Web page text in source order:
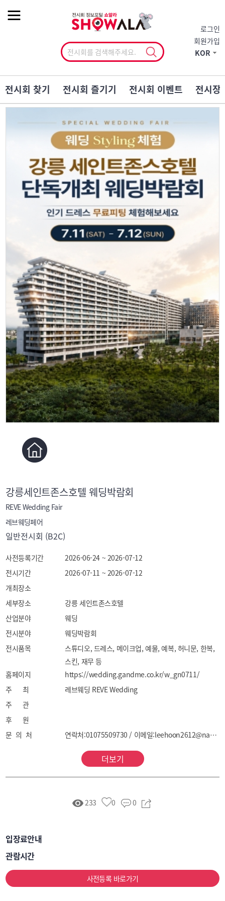
로그인
회원가입
KOR
전시회 찾기 전시회 즐기기 전시회 이벤트 전시장
강릉세인트존스호텔 웨딩박람회
REVE Wedding Fair
레브웨딩페어
일반전시회 (B2C)
사전등록기간
2026-06-24 ~ 2026-07-12
전시기간
2026-07-11 ~ 2026-07-12
개최장소
세부장소
강릉 세인트존스호텔
산업분야
웨딩
전시분야
웨딩박람회
전시품목
스튜디오, 드레스, 메이크업, 예물, 예복, 허니문, 한복,
스킨, 재무 등
홈페이지
https://wedding.gandme.co.kr/w_gn0711/
주 최
레브웨딩 REVE Wedding
주 관
후 원
문 의 처
연락처:01075509730 / 이메일:leehoon2612@naver.com
더보기
233 0 0
입장료안내
관람시간
사전등록 바로가기